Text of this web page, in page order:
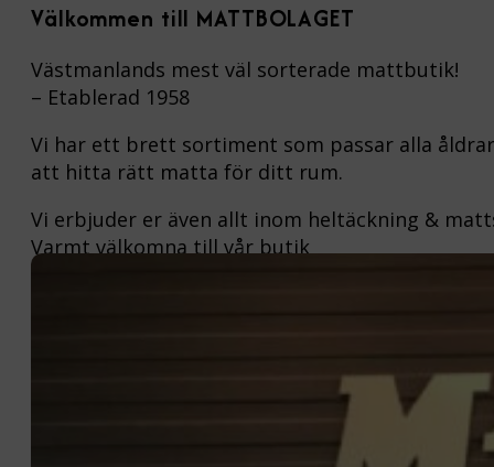
Välkommen till MATTBOLAGET
Västmanlands mest väl sorterade mattbutik!
– Etablerad 1958
Vi har ett brett sortiment som passar alla
att hitta rätt matta för ditt rum.
Vi erbjuder er även allt inom heltäckning &
Varmt välkomna till vår butik